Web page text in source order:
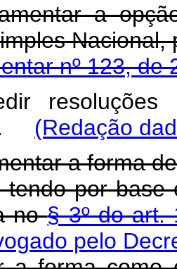
a
nº 123, de
resoluções
(Redação
a forma
tendo por
no§ 3º do art.
pelo